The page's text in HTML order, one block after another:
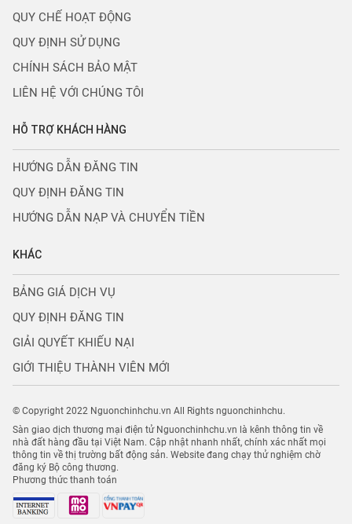
QUY CHẾ HOẠT ĐỘNG
QUY ĐỊNH SỬ DỤNG
CHÍNH SÁCH BẢO MẬT
LIÊN HỆ VỚI CHÚNG TÔI
HỖ TRỢ KHÁCH HÀNG
HƯỚNG DẪN ĐĂNG TIN
QUY ĐỊNH ĐĂNG TIN
HƯỚNG DẪN NẠP VÀ CHUYỂN TIỀN
KHÁC
BẢNG GIÁ DỊCH VỤ
QUY ĐỊNH ĐĂNG TIN
GIẢI QUYẾT KHIẾU NẠI
GIỚI THIỆU THÀNH VIÊN MỚI
© Copyright 2022 Nguonchinhchu.vn All Rights nguonchinhchu.
Sàn giao dịch thương mại điện tử Nguonchinhchu.vn là kênh thông tin về
nhà đất hàng đầu tại Việt Nam. Cập nhật nhanh nhất, chính xác nhất mọi
thông tin về thị trường bất động sản. Website đang chạy thử nghiệm chờ
đăng ký Bộ công thương.
Phương thức thanh toán